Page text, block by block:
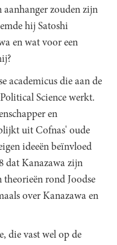
aanhanger zouden zijn
hij Satoshi
en wat voor een
academicus die aan de
Science werkt.
en
uit Cofnas' oude
ideeën beïnvloed
dat Kanazawa zijn
rond Joodse
over Kanazawa en
die vast wel op de